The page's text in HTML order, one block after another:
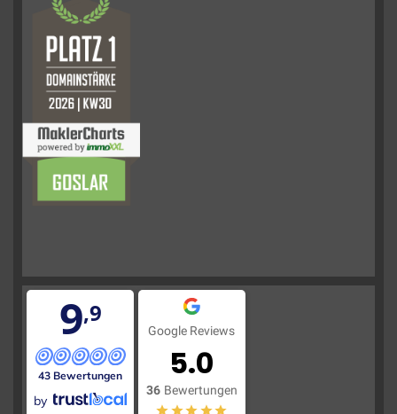
9,9
43 Bewertungen
by
Google Reviews
5.0
36 Bewertungen